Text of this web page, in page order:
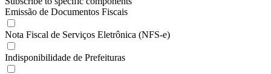
Emissão de Documentos Fiscais
Nota Fiscal de Serviços Eletrônica (NFS-e)
Indisponibilidade de Prefeituras